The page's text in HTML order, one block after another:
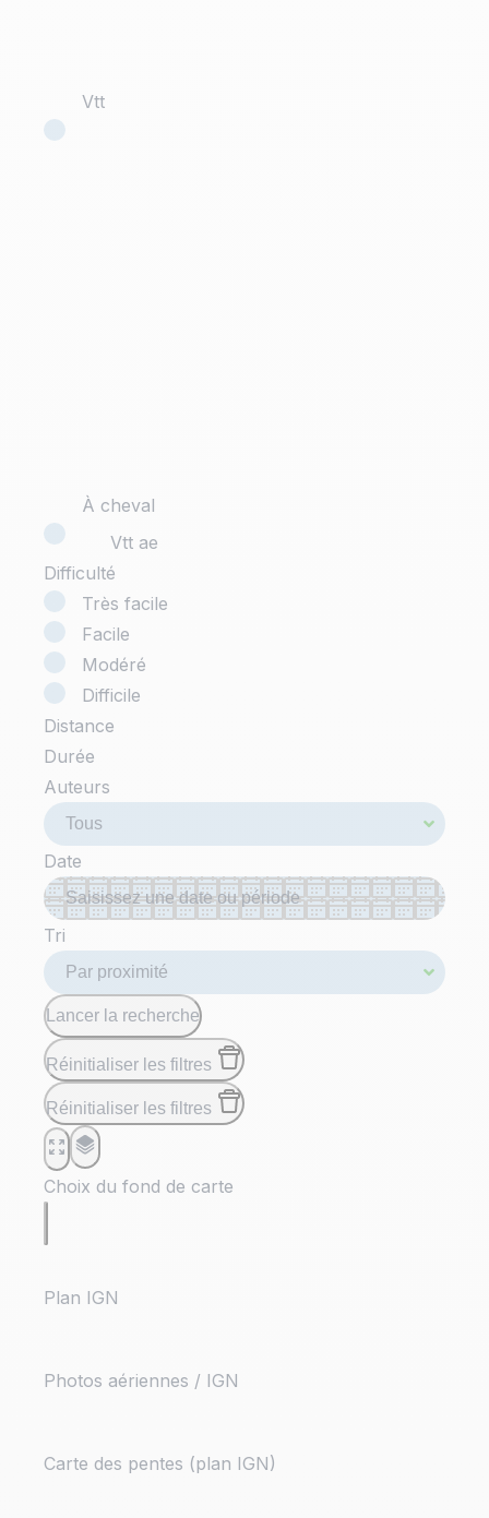
Vtt
À cheval
Vtt ae
Difficulté
Très facile
Facile
Modéré
Difficile
Distance
Durée
Auteurs
Date
Tri
Lancer la recherche
Réinitialiser les filtres
Réinitialiser les filtres
Choix du fond de carte
Plan IGN
Photos aériennes / IGN
Carte des pentes (plan IGN)